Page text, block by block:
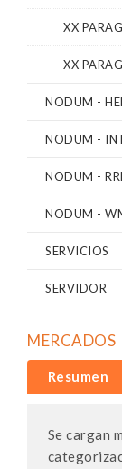
XX
XX
NODUM -
NODUM -
NODUM -
NODUM -
SERVICIOS
SERVIDOR
MERCADOS
Resumen
Se cargan